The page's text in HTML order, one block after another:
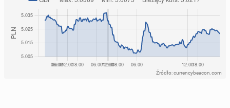
Źródło: currencybeacon.com